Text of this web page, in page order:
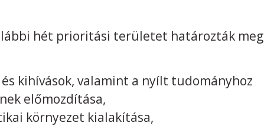
hét prioritási területet határozták meg
kihívások, valamint a nyílt tudományhoz
előmozdítása,
környezet kialakítása,